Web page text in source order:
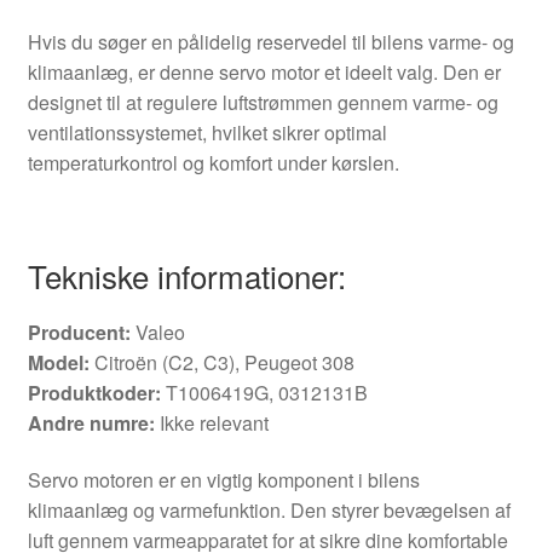
Hvis du søger en pålidelig reservedel til bilens varme- og
klimaanlæg, er denne servo motor et ideelt valg. Den er
designet til at regulere luftstrømmen gennem varme- og
ventilationssystemet, hvilket sikrer optimal
temperaturkontrol og komfort under kørslen.
Tekniske informationer:
Producent: Valeo
Model: Citroën (C2, C3), Peugeot 308
Produktkoder: T1006419G, 0312131B
Andre numre: Ikke relevant
Servo motoren er en vigtig komponent i bilens
klimaanlæg og varmefunktion. Den styrer bevægelsen af
luft gennem varmeapparatet for at sikre dine komfortable